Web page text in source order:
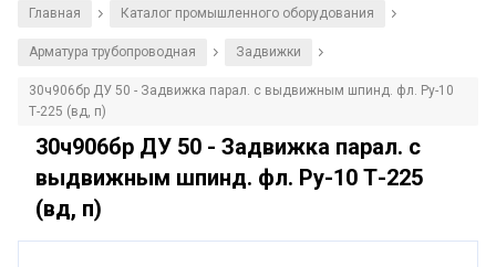
Главная / Каталог промышленного оборудования /
Арматура трубопроводная / Задвижки /
30ч906бр ДУ 50 - Задвижка парал. с выдвижным шпинд. фл. Ру-10
Т-225 (вд, п)
30ч906бр ДУ 50 - Задвижка парал. с
выдвижным шпинд. фл. Ру-10 Т-225
(вд, п)